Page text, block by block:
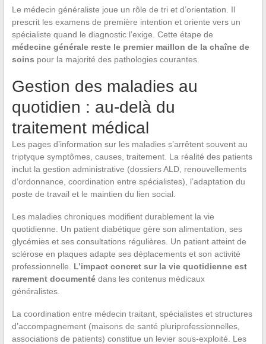
Le médecin généraliste joue un rôle de tri et d’orientation. Il
prescrit les examens de première intention et oriente vers un
spécialiste quand le diagnostic l’exige. Cette étape de
médecine générale reste le premier maillon de la chaîne de
soins pour la majorité des pathologies courantes.
Gestion des maladies au
quotidien : au-delà du
traitement médical
Les pages d’information sur les maladies s’arrêtent souvent au
triptyque symptômes, causes, traitement. La réalité des patients
inclut la gestion administrative (dossiers ALD, renouvellements
d’ordonnance, coordination entre spécialistes), l’adaptation du
poste de travail et le maintien du lien social.
Les maladies chroniques modifient durablement la vie
quotidienne. Un patient diabétique gère son alimentation, ses
glycémies et ses consultations régulières. Un patient atteint de
sclérose en plaques adapte ses déplacements et son activité
professionnelle. L’impact concret sur la vie quotidienne est
rarement documentédans les contenus médicaux
généralistes.
La coordination entre médecin traitant, spécialistes et structures
d’accompagnement (maisons de santé pluriprofessionnelles,
associations de patients) constitue un levier sous-exploité. Les